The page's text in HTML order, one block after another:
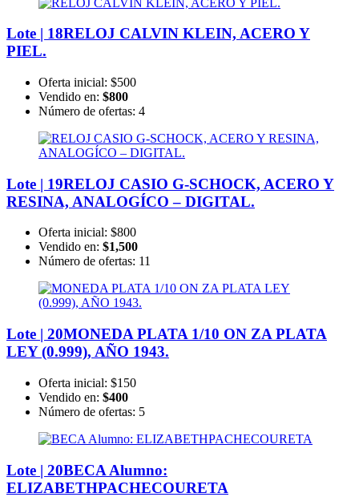
Lote | 18RELOJ CALVIN KLEIN, ACERO Y
PIEL.
Oferta inicial: $500
Vendido en: $800
Número de ofertas: 4
Lote | 19RELOJ CASIO G-SCHOCK, ACERO Y
RESINA, ANALOGÍCO – DIGITAL.
Oferta inicial: $800
Vendido en: $1,500
Número de ofertas: 11
Lote | 20MONEDA PLATA 1/10 ON ZA PLATA
LEY (0.999), AÑO 1943.
Oferta inicial: $150
Vendido en: $400
Número de ofertas: 5
Lote | 20BECA Alumno:
ELIZABETHPACHECOURETA